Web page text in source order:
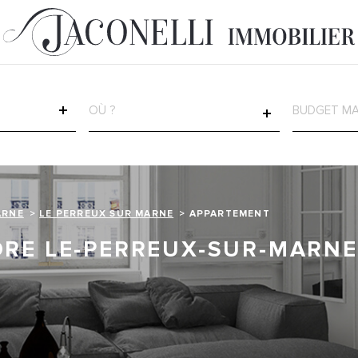
TEXTE
RÉFÉRENCE
LE PERREUX SUR MARNE APPARTEMENT
LE-PERREUX-SUR-MARNE